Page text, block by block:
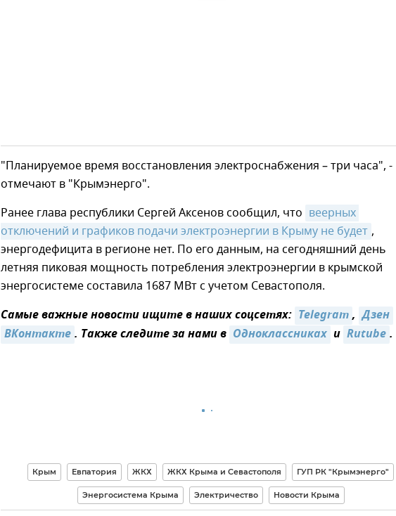
"Планируемое время восстановления электроснабжения – три часа", -
отмечают в "Крымэнерго".
Ранее глава республики Сергей Аксенов сообщил, что веерных
отключений и графиков подачи электроэнергии в Крыму не будет ,
энергодефицита в регионе нет. По его данным, на сегодняшний день
летняя пиковая мощность потребления электроэнергии в крымской
энергосистеме составила 1687 МВт с учетом Севастополя.
Самые важные новости ищите в наших соцсетях: Telegram, Дзен
ВКонтакте. Также следите за нами в Одноклассниках и Rutube.
Крым Евпатория ЖКХ ЖКХ Крыма и Севастополя ГУП РК "Крымэнерго"
Энергосистема Крыма Электричество Новости Крыма